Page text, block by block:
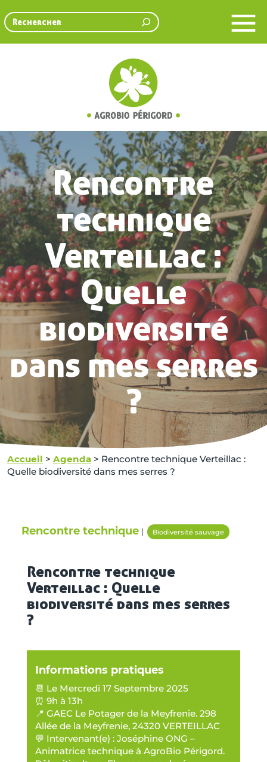
Rechercher
Rencontre
technique
Verteillac :
Quelle
biodiversité
dans mes serres
?
Accueil > Agenda > Rencontre technique Verteillac :
Quelle biodiversité dans mes serres ?
Rencontre technique | Biodiversité sauvage
Rencontre technique
Verteillac : Quelle
biodiversité dans mes serres
?
Informations pratiques
📆 Le Mercredi 17 Septembre 2025
⏰ 9h à 13h
📍 GAEC Le Potager de la Meyfrenie. 298
Allée de la Meyfrenie, 24320 VERTEILLAC
💬 Intervenant(e) : Joséphine ONG –
Animatrice technique à AgroBio Périgord.